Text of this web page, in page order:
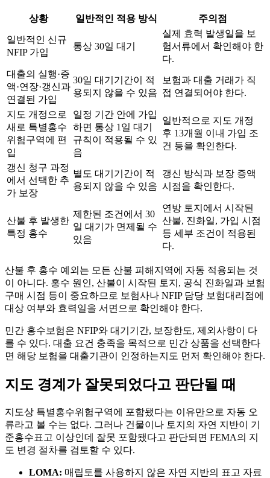
상황 일반적인 적용 방식 주의점
일반적인 신규
NFIP 가입
통상 30일 대기
실제 효력 발생일을 보
험서류에서 확인해야 한
다.
대출의 실행·증
액·연장·갱신과
연결된 가입
30일 대기기간이 적
용되지 않을 수 있음
보험과 대출 거래가 직
접 연결되어야 한다.
지도 개정으로
새로 특별홍수
위험구역에 편
입
일정 기간 안에 가입
하면 통상 1일 대기
규칙이 적용될 수 있
음
일반적으로 지도 개정
후 13개월 이내 가입 조
건 등을 확인한다.
갱신 청구 과정
에서 선택한 추
가 보장
별도 대기기간이 적
용되지 않을 수 있음
갱신 방식과 보장 증액
시점을 확인한다.
산불 후 발생한
특정 홍수
제한된 조건에서 30
일 대기가 면제될 수
있음
연방 토지에서 시작된
산불, 진화일, 가입 시점
등 세부 조건이 적용된
다.
산불 후 홍수 예외는 모든 산불 피해지역에 자동 적용되는 것
이 아니다. 홍수 원인, 산불이 시작된 토지, 공식 진화일과 보험
구매 시점 등이 중요하므로 보험사나 NFIP 담당 보험대리점에
대상 여부와 효력일을 서면으로 확인해야 한다.
민간 홍수보험은 NFIP와 대기기간, 보장한도, 제외사항이 다
를 수 있다. 대출 요건 충족을 목적으로 민간 상품을 선택한다
면 해당 보험을 대출기관이 인정하는지도 먼저 확인해야 한다.
지도 경계가 잘못되었다고 판단될 때
지도상 특별홍수위험구역에 포함됐다는 이유만으로 자동 오
류라고 볼 수는 없다. 그러나 건물이나 토지의 자연 지반이 기
준홍수표고 이상인데 잘못 포함됐다고 판단되면 FEMA의 지
도 변경 절차를 검토할 수 있다.
LOMA: 매립토를 사용하지 않은 자연 지반의 표고 자료